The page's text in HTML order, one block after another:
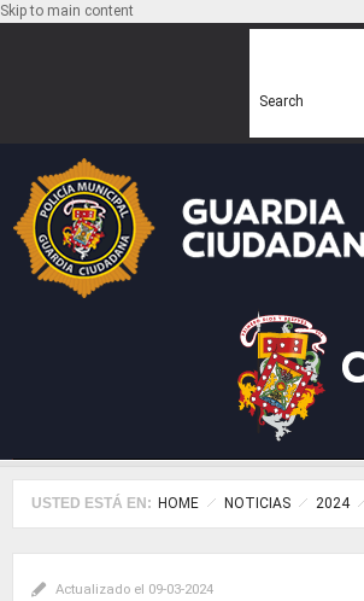
Skip to main content
Search
USTED ESTÁ EN: HOME NOTICIAS 2024
Actualizado el 09-03-2024